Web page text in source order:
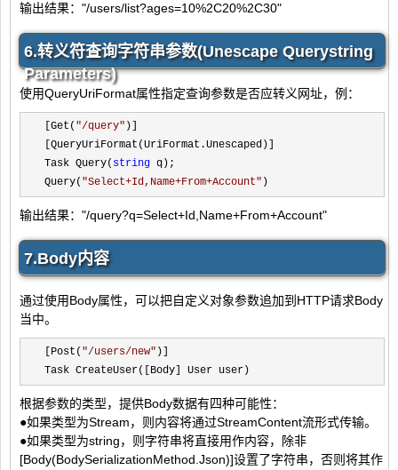
输出结果："/users/list?ages=10%2C20%2C30"
6.转义符查询字符串参数(Unescape Querystring
Parameters)
使用QueryUriFormat属性指定查询参数是否应转义网址，例：
[Get( "/query" )]
[QueryUriFormat(UriFormat.Unescaped)]
Task Query( string q);
Query( "Select+Id,Name+From+Account" )
输出结果："/query?q=Select+Id,Name+From+Account"
7.Body内容
通过使用Body属性，可以把自定义对象参数追加到HTTP请求Body
当中。
[Post( "/users/new" )]
Task CreateUser([Body] User user)
根据参数的类型，提供Body数据有四种可能性：
●如果类型为Stream，则内容将通过StreamContent流形式传输。
●如果类型为string，则字符串将直接用作内容，除非
[Body(BodySerializationMethod.Json)]设置了字符串，否则将其作